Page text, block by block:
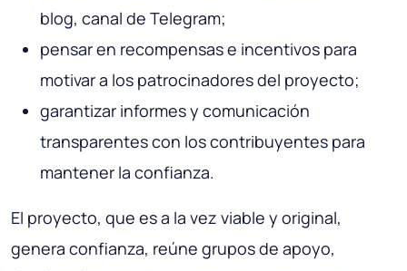
blog, canal de Telegram;
pensar en recompensas e incentivos para
motivar a los patrocinadores del proyecto;
garantizar informes y comunicación
transparentes con los contribuyentes para
mantener la confianza.
El proyecto, que es a la vez viable y original,
genera confianza, reúne grupos de apoyo,